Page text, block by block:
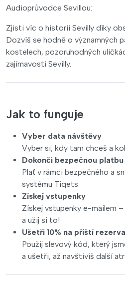
Audioprůvodce Sevillou:
Zjisti víc o historii Sevilly díky
Dozvíš se hodně o významných
kostelech, pozoruhodných
zajímavostí Sevilly.
Jak to funguje
Vyber data návštěvy
Vyber si, kdy tam chceš a
Dokonči bezpečnou platbu
Plať v rámci bezpečného a
systému Tiqets
Získej vstupenky
Získej vstupenky e-mailem
a užij si to!
Ušetři 10% na příští
Použij slevový kód, který
a ušetři, až navštívíš další